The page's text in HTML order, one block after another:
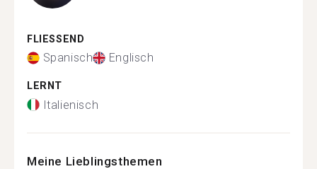
FLIESSEND
Spanisch Englisch
LERNT
Italienisch
Meine Lieblingsthemen